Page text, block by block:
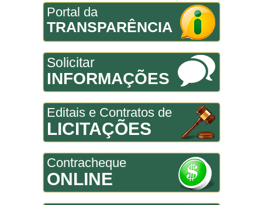
Portal da
TRANSPARÊNCIA
Solicitar
INFORMAÇÕES
Editais e Contratos de
LICITAÇÕES
Contracheque
ONLINE